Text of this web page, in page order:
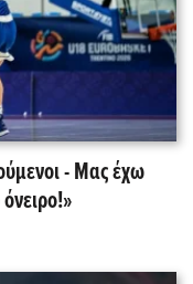
- Μας έχω